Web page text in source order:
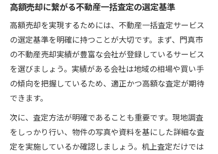
高額売却に繋がる不動産一括査定の選定基準
高額売却を実現するためには、不動産一括査定サービス
の選定基準を明確に持つことが大切です。まず、門真市
の不動産売却実績が豊富な会社が登録しているサービス
を選びましょう。実績がある会社は地域の相場や買い手
の傾向を把握しているため、適正かつ高額な査定が期待
できます。
次に、査定方法が明確であることも重要です。現地調査
をしっかり行い、物件の写真や資料を基にした詳細な査
定を実施しているか確認しましょう。机上査定だけでは